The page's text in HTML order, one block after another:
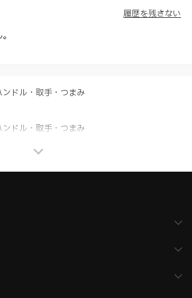
売促進目的の利用に限ります。
ご利用にあたっては、WEBサイト利用規
製品情報ガイドをご確認いただき、内容の
履歴を残さない
ンドル・取手・つまみ
ンドル・取手・つまみ
ドアハンドル）